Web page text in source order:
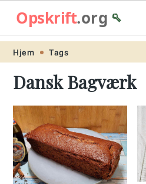
Skip
primary
navigation
Skip
main
content
Skip
primary
sidebar
Skip
footer
Opskrift.org🥄
Hjem Tags
Dansk Bagværk